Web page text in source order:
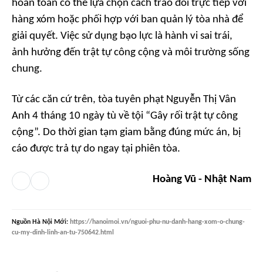
hoàn toàn có thể lựa chọn cách trao đổi trực tiếp với
hàng xóm hoặc phối hợp với ban quản lý tòa nhà để
giải quyết. Việc sử dụng bạo lực là hành vi sai trái,
ảnh hưởng đến trật tự công cộng và môi trường sống
chung.
Từ các căn cứ trên, tòa tuyên phạt Nguyễn Thị Vân
Anh 4 tháng 10 ngày tù về tội “Gây rối trật tự công
cộng”. Do thời gian tạm giam bằng đúng mức án, bị
cáo được trả tự do ngay tại phiên tòa.
Hoàng Vũ - Nhật Nam
Nguồn Hà Nội Mới: https://hanoimoi.vn/nguoi-phu-nu-danh-hang-xom-o-chung-
cu-my-dinh-linh-an-tu-750642.html